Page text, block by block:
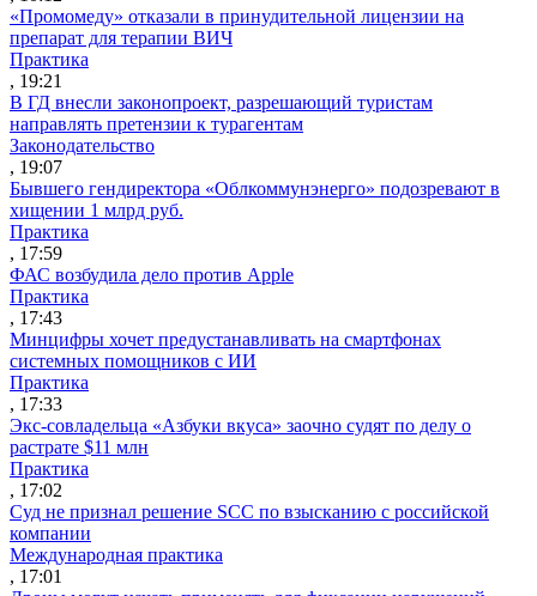
«Промомеду» отказали в принудительной лицензии на
препарат для терапии ВИЧ
Практика
, 19:21
В ГД внесли законопроект, разрешающий туристам
направлять претензии к турагентам
Законодательство
, 19:07
Бывшего гендиректора «Облкоммунэнерго» подозревают в
хищении 1 млрд руб.
Практика
, 17:59
ФАС возбудила дело против Apple
Практика
, 17:43
Минцифры хочет предустанавливать на смартфонах
системных помощников с ИИ
Практика
, 17:33
Экс-совладельца «Азбуки вкуса» заочно судят по делу о
растрате $11 млн
Практика
, 17:02
Суд не признал решение SCC по взысканию с российской
компании
Международная практика
, 17:01